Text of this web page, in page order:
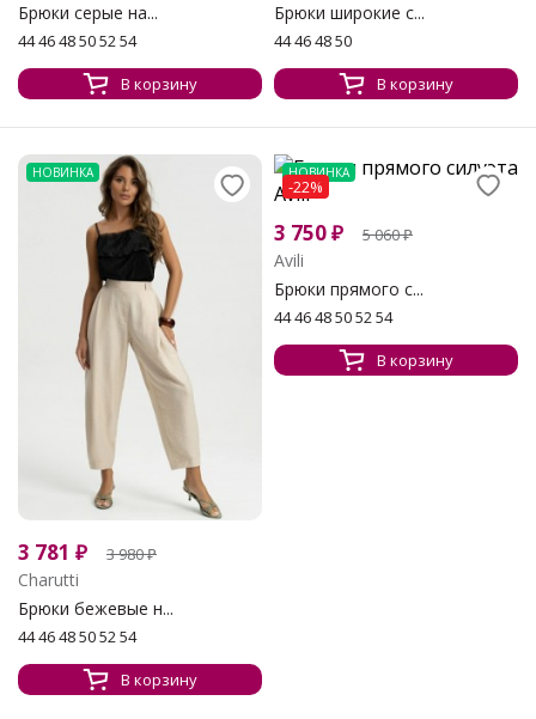
Брюки серые на...
44 46 48 50 52 54
В корзину
Брюки широкие с...
44 46 48 50
В корзину
НОВИНКА
3 781 ₽ 3 980₽
Charutti
Брюки бежевые н...
44 46 48 50 52 54
В корзину
НОВИНКА
-22%
3 750₽ 5 060₽
Avili
Брюки прямого с...
44 46 48 50 52 54
В корзину